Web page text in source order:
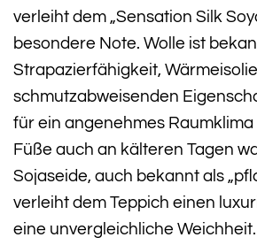
verleiht dem „Sensation Silk
besondere Note. Wolle ist
Strapazierfähigkeit,
schmutzabweisenden
für ein angenehmes
Füße auch an kälteren Tagen
Sojaseide, auch bekannt als
verleiht dem Teppich einen
eine unvergleichliche